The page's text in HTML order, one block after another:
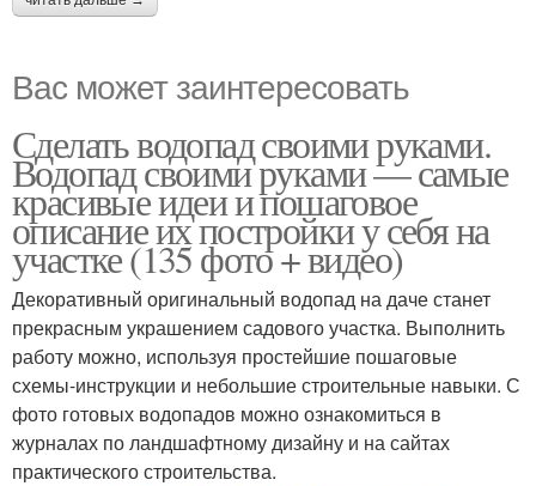
Вас может заинтересовать
Сделать водопад своими руками.
Водопад своими руками — самые
красивые идеи и пошаговое
описание их постройки у себя на
участке (135 фото + видео)
Декоративный оригинальный водопад на даче станет
прекрасным украшением садового участка. Выполнить
работу можно, используя простейшие пошаговые
схемы-инструкции и небольшие строительные навыки. С
фото готовых водопадов можно ознакомиться в
журналах по ландшафтному дизайну и на сайтах
практического строительства.